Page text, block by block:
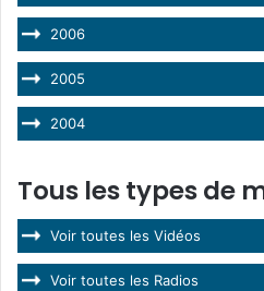
2006
2005
2004
Tous les types de
Voir toutes les Vidéos
Voir toutes les Radios